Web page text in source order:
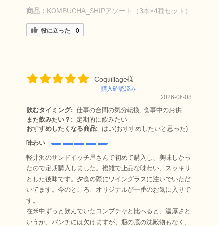
商品： KOMBUCHA_SHIPアソート（3本×4種セット）
役に立った 0
Coquillage様
購入確認済み
2026-06-08
飲むタイミング: 仕事の合間の気分転換, 食事中のお供
また飲みたい？:
定期的に飲みたい
おすすめしたくなる商品:
はい(おすすめしたいと思った)
味わい
軽井沢のサンドイッチ屋さんで初めて購入し、美味しかっ
たので定期購入しました。複雑で上品な味わい、スッキリ
とした後味です。夕食の際にワイングラスに注いでいただ
いてます。今のところ、オリジナルが一番のお気に入りで
す。
在米中ずっと飲んでいたコンブチャと比べると、濃厚さと
いうか、パンチには欠けますが、瓶の底の沈殿物もなく、